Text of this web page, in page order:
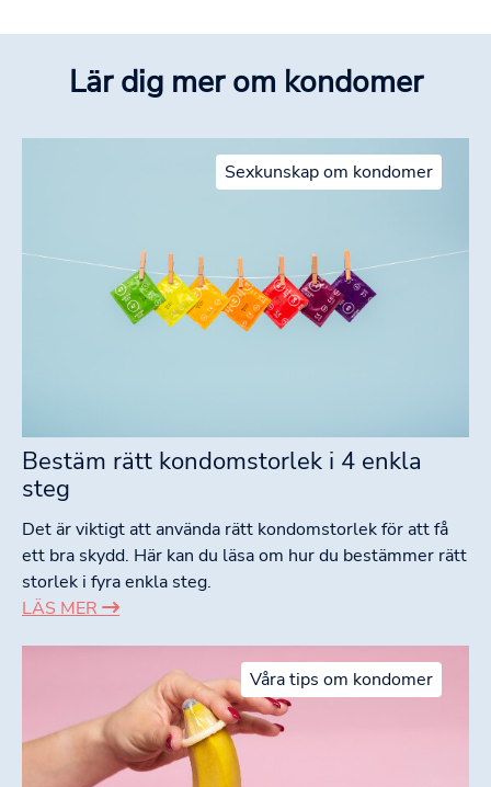
Lär dig mer om kondomer
Sexkunskap om kondomer
Bestäm rätt kondomstorlek i 4 enkla
steg
Det är viktigt att använda rätt kondomstorlek för att få
ett bra skydd. Här kan du läsa om hur du bestämmer rätt
storlek i fyra enkla steg.
LÄS MER
Våra tips om kondomer